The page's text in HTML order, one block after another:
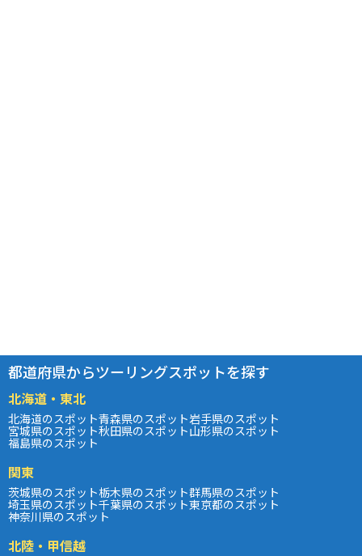
都道府県からツーリングスポットを探す
北海道・東北
北海道のスポット青森県のスポット岩手県のスポット
宮城県のスポット秋田県のスポット山形県のスポット
福島県のスポット
関東
茨城県のスポット栃木県のスポット群馬県のスポット
埼玉県のスポット千葉県のスポット東京都のスポット
神奈川県のスポット
北陸・甲信越